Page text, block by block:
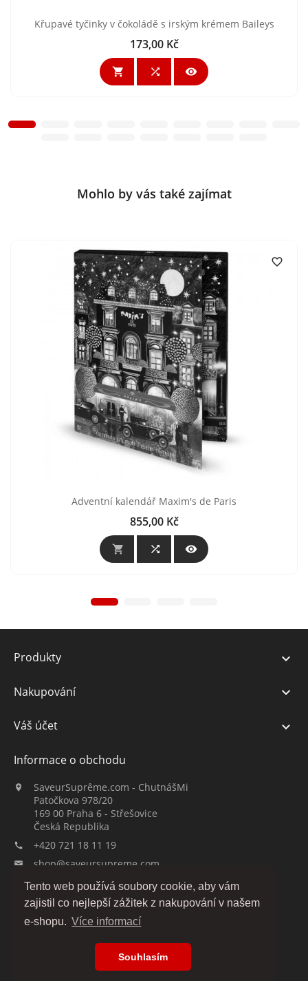
Tento web používá soubory cookie, aby vám
zajistil co nejlepší zážitek z nakupování v našem
e-shopu. Více informací
Souhlasím
Křupavé tyčinky v čokoládě s irským krémem Baileys
Cena
173,00 Kč
  
Mohlo by vás také zajímat

Adventní kalendář Maxim's de Paris
Cena
855,00 Kč
  
Produkty 
Nakupování 
Váš účet 
Informace o obchodu

SaveurSuprême.com - ChutnášMi
Patočkova 978/20
169 00 Praha 6 - Střešovice
Česká Republika
 +420 721 18 11 19
 shop@saveursupreme.com
Sledujte nás: